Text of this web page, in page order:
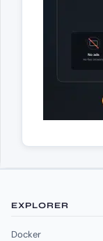
EXPLORER
Docker